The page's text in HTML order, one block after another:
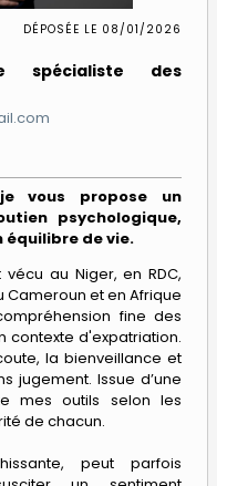
DÉPOSÉE LE 08/01/2026
spécialiste des
je vous propose un
psychologique,
équilibre de vie.
au Niger, en RDC,
et en Afrique
fine des
contexte d'expatriation.
la bienveillance et
jugement. Issue d’une
mes outils selon les
de chacun.
peut parfois